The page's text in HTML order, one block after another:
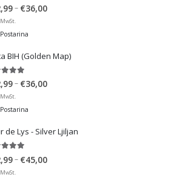
– €36,00Price
€36,00
Postarina
BIH (Golden Map)
out of 5
– €36,00Price
€36,00
Postarina
de Lys - Silver Ljiljan
– €45,00Price